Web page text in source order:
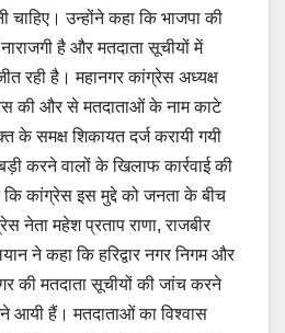
चाहिए। उन्होंने कहा कि भाजपा की
है और मतदाता सूचीयों में
रही है। महानगर कांग्रेस अध्यक्ष
की और से मतदाताओं के नाम काटे
समक्ष शिकायत दर्ज करायी गयी
करने वालों के खिलाफ कार्रवाई की
कि कांग्रेस इस मुद्दे को जनता के बीच
नेता महेश प्रताप राणा, राजबीर
ने कहा कि हरिद्वार नगर निगम और
की मतदाता सूचीयों की जांच करने
आयी हैं। मतदाताओं का विश्वास